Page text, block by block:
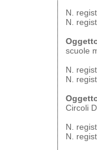
N.
N.
scuole
N.
N.
Circoli
N.
N.